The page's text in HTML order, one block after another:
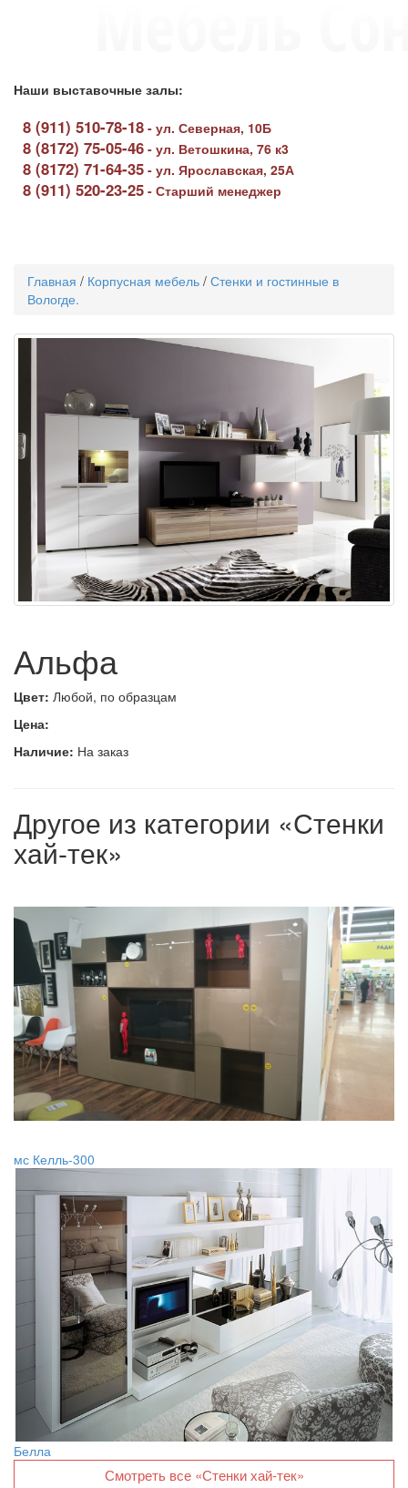
Наши выставочные залы:
8 (911) 510-78-18 - ул. Северная, 10Б
8 (8172) 75-05-46 - ул. Ветошкина, 76 к3
8 (8172) 71-64-35 - ул. Ярославская, 25А
8 (911) 520-23-25 - Старший менеджер
Главная / Корпусная мебель / Стенки и гостинные в
Вологде.
Альфа
Цвет: Любой, по образцам
Цена:
Наличие: На заказ
Другое из категории «Стенки
хай-тек»
мс Келль-300
Белла
Смотреть все «Стенки хай-тек»